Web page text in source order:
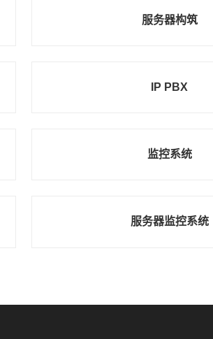
服务器构筑
IP PBX
监控系统
服务器监控系统